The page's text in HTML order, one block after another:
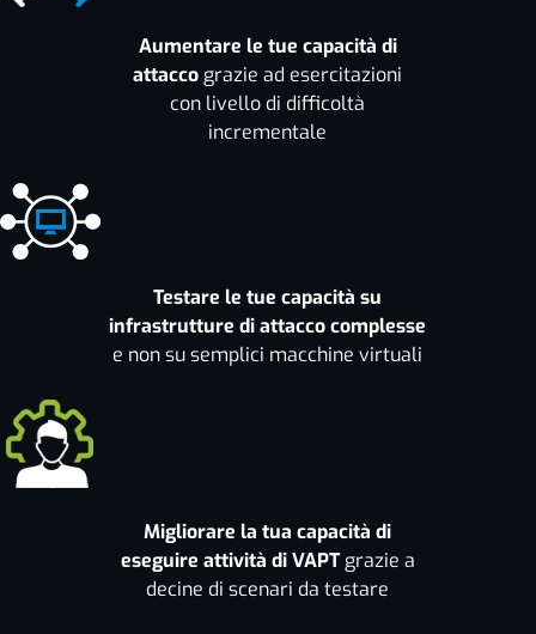
Aumentare le tue capacità di
attacco grazie ad esercitazioni
con livello di difficoltà
incrementale
Testare le tue capacità su
infrastrutture di attacco complesse
e non su semplici macchine virtuali
Migliorare la tua capacità di
eseguire attività di VAPTgrazie a
decine di scenari da testare